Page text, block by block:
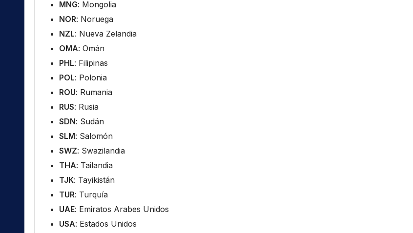
MNG: Mongolia
NOR: Noruega
NZL: Nueva Zelandia
OMA: Omán
PHL: Filipinas
POL: Polonia
ROU: Rumania
RUS: Rusia
SDN: Sudán
SLM: Salomón
SWZ: Swazilandia
THA: Tailandia
TJK: Tayikistán
TUR: Turquía
UAE: Emiratos Arabes Unidos
USA: Estados Unidos